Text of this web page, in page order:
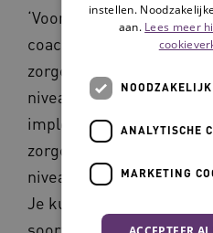
‘Voor de ondersteuning
coaches. De
zorgorganisaties op
niveau bij het
implementatiecoaches
zorgorganisaties op
niveau met het
Je kunt
soort
instellen.
aan. Lees meer
ANALYTISCHE
MARKETING
ACCEPTEER